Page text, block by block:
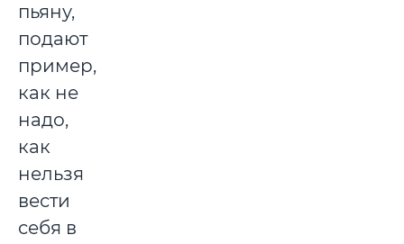
пьяну,
подают
пример,
как не
надо,
как
нельзя
вести
себя в